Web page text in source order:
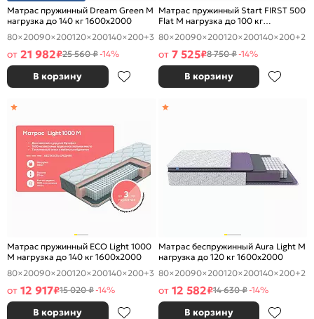
Матрас пружинный Dream Green M
нагрузка до 140 кг 1600x2000
80×20090×200120×200140×200+3
от 21 982₽25 560 ₽-14%
В корзину
Матрас пружинный Start FIRST 500
Flat M нагрузка до 100 кг
1600x2000
80×20090×200120×200140×200+2
от 7 525₽8 750 ₽-14%
В корзину
Матрас пружинный ECO Light 1000
M нагрузка до 140 кг 1600x2000
80×20090×200120×200140×200+3
от 12 917₽15 020 ₽-14%
В корзину
Матрас беспружинный Aura Light M
нагрузка до 120 кг 1600x2000
80×20090×200120×200140×200+2
от 12 582₽14 630 ₽-14%
В корзину